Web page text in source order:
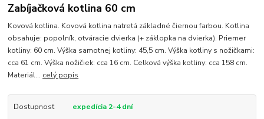
Zabíjačková kotlina 60 cm
Kovová kotlina. Kovová kotlina natretá základné čiernou farbou. Kotlina
obsahuje: popolník, otváracie dvierka (+ záklopka na dvierka). Priemer
kotliny: 60 cm. Výška samotnej kotliny: 45,5 cm. Výška kotliny s nožičkami:
cca 61 cm. Výška nožičiek: cca 16 cm. Celková výška kotliny: cca 158 cm.
Materiál... celý popis
Dostupnosť expedícia 2-4 dní